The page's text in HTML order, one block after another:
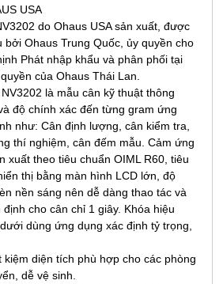
USA
do Ohaus USA sản xuất, được
bởi Ohaus Trung Quốc, ủy quyền cho
Phát nhập khẩu và phân phối tại
của Ohaus Thái Lan.
là mẫu cân kỹ thuật thông
độ chính xác đến từng gram ứng
như: Cân định lượng, cân kiểm tra,
thí nghiệm, cân đếm mẫu. Cảm ứng
xuất theo tiêu chuẩn OIML R60, tiêu
thị bằng màn hình LCD lớn, độ
nền sáng nên dễ dàng thao tác và
cho cân chỉ 1 giây. Khóa hiệu
dùng ứng dụng xác định tỷ trọng,
kiệm diện tích phù hợp cho các phòng
dễ vệ sinh.